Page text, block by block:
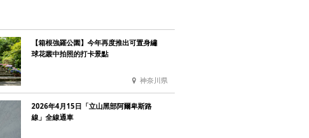
【箱根強羅公園】今年再度推出可置身繡
球花叢中拍照的打卡景點
神奈川県
2026年4月15日「立山黑部阿爾卑斯路
線」全線通車